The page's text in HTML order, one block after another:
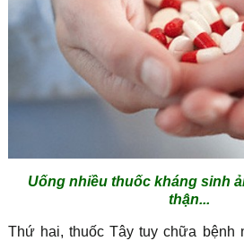
Uống nhiều thuốc kháng sinh
thận...
Thứ hai, thuốc Tây tuy chữa bệnh